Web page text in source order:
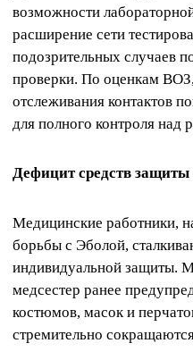
возможности
расширение сети
подозрительных случаев
проверки. По оценкам
отслеживания контактов
для полного контроля над
Дефицит средств защиты
Медицинские работники,
борьбы с Эболой,
индивидуальной защиты.
медсестер ранее
костюмов, масок и
стремительно